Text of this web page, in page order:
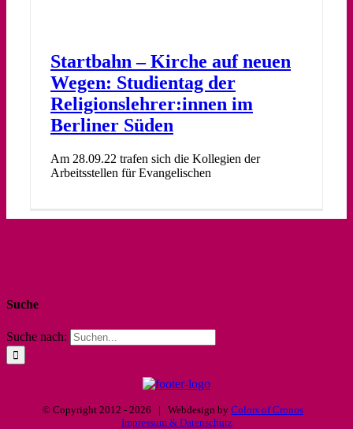
Startbahn – Kirche auf neuen
Wegen: Studientag der
Religionslehrer:innen im
Berliner Süden
Am 28.09.22 trafen sich die Kollegien der
Arbeitsstellen für Evangelischen
Suche
Suche nach:
© Copyright 2012 - 2026 | Webdesign by Colors of Cronos
Impressum & Datenschutz